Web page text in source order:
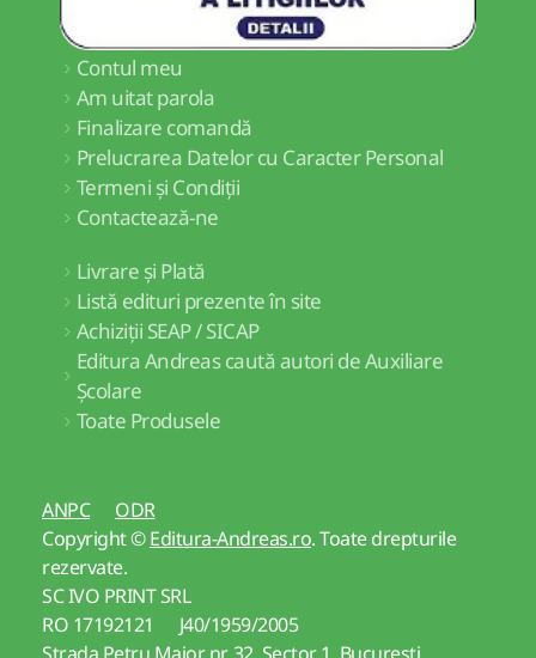
Contul meu
Am uitat parola
Finalizare comandă
Prelucrarea Datelor cu Caracter Personal
Termeni și Condiții
Contactează-ne
Livrare și Plată
Listă edituri prezente în site
Achiziții SEAP / SICAP
Editura Andreas caută autori de Auxiliare
Școlare
Toate Produsele
ANPC
ODR
Copyright ©Editura-Andreas.ro. Toate drepturile
rezervate.
SC IVO PRINT SRL
RO 17192121 J40/1959/2005